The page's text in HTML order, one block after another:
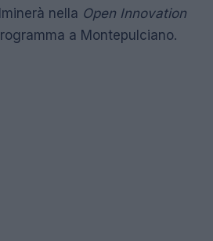
nella Open Innovation
a Montepulciano.